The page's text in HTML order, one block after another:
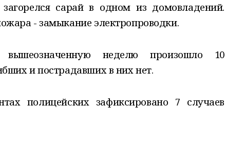
сарай в одном из домовладений.
- замыкание электропроводки.
неделю произошло 10
и пострадавших в них нет.
полицейских зафиксировано 7 случаев